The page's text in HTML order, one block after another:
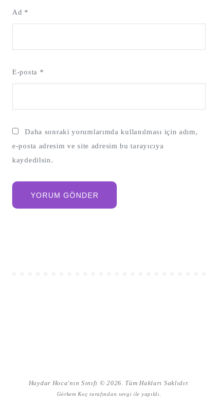
Ad *
E-posta *
Daha sonraki yorumlarımda kullanılması için adım,
e-posta adresim ve site adresim bu tarayıcıya
kaydedilsin.
Haydar Hoca'nın Sınıfı © 2026. Tüm Hakları Saklıdır.
Görkem Koç tarafından sevgi ile yapıldı.